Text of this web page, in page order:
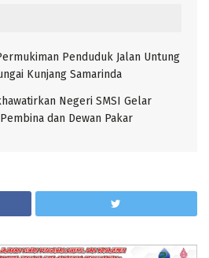
Penduduk Jalan Untung
Kunjang Samarinda
Negeri SMSI Gelar
dan Dewan Pakar